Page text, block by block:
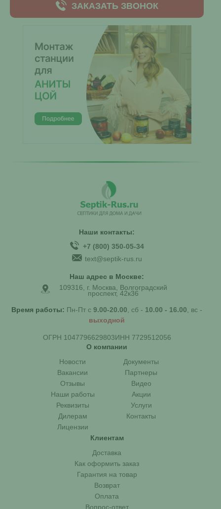
ЗАКАЗАТЬ ЗВОНОК
Наши контакты:
+7 (800) 350-05-34
text@septik-rus.ru
Наш адрес в Москве:
109316, г. Москва, Волгоградский
проспект, 42к36
Время работы: Пн-Пт с 9.00-20.00 , сб - 10.00 - 16.00 , вс -
выходной
ОГРН 1047796629803ИНН 7729512056
О компании
Новости
Документы
Вакансии
Партнеры
Отзывы
Видео
Наши работы
Акции
Реквизиты
Услуги
Дилерам
Контакты
Лицензии
Клиентам
Доставка
Как оформить заказ
Гарантия на товар
Возврат
Оплата
Вопрос-ответ